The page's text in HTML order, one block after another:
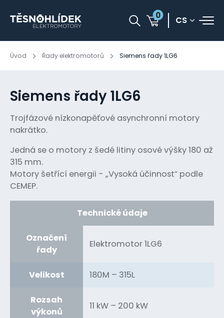
0 CS
Úvod Řady elektromotorů Siemens řady 1LG6
Siemens řady 1LG6
Trojfázové nízkonapěťové asynchronní motory
nakrátko.
Jedná se o motory z šedé litiny osové výšky 180 až
315 mm.
Motory šetřící energii - „Vysoká účinnost“ podle
CEMEP.
Technické údaje
Označení
řady
Elektromotor 1LG6
Velikost 180M – 315L
Rozsah
výkonů
11 kW – 200 kW